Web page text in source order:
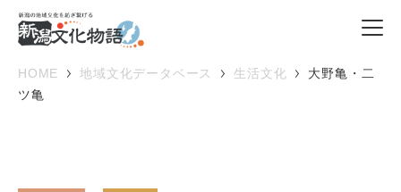
HOME 地域文化データベース 生活文化
大野亀・二
ツ亀